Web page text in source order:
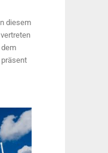
diesem